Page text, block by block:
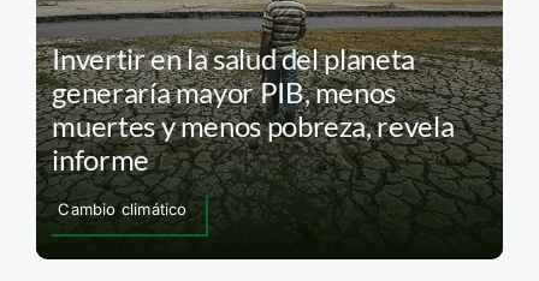
Invertir en la salud del planeta
generaría mayor PIB, menos
muertes y menos pobreza, revela
informe
Cambio climático